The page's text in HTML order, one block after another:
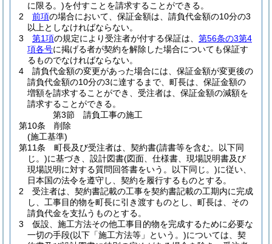
に限る。)を付すことを請求することができる。
2
前項の場合において、保証金額は、請負代金額の10分の3
以上としなければならない。
3
第1項の規定により受注者が付する保証は、 第56条の3第4
項各号に掲げる者が契約を解除した場合についても保証す
るものでなければならない。
4
請負代金額の変更があった場合には、保証金額が変更後の
請負代金額の10分の3に達するまで、町長は、保証金額の
増額を請求することができ、受注者は、保証金額の減額を
請求することができる。
第3節
請負工事の施工
第10条
削除
(施工基準)
第11条
町長及び受注者は、契約書(請書等を含む。以下同
じ。)に基づき、設計図書(図面、仕様書、現場説明書及び
現場説明に対する質問回答書をいう。以下同じ。)に従い、
日本国の法令を遵守し、契約を履行するものとする。
2
受注者は、契約書記載の工事を契約書記載の工期内に完成
し、工事目的物を町長に引き渡すものとし、町長は、その
請負代金を支払うものとする。
3
仮設、施工方法その他工事目的物を完成するために必要な
一切の手段(以下「施工方法等」という。)については、契